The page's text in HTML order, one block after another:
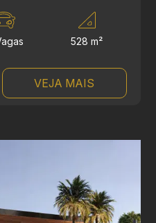
528 m²
VEJA MAIS